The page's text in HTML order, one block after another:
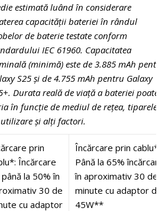
estimată luând în considerare
capacității bateriei în rândul
de baterie testate conform
IEC 61960. Capacitatea
(minimă) este de 3.885 mAh pentru
S25 și de 4.755 mAh pentru Galaxy
Durata reală de viață a bateriei poate
în funcție de mediul de rețea, tiparele
și alți factori.
prin
Încărcare
la 50% în
30 de
cu adaptor
Încărcare prin cablu*:
Până la 65% încărcare
în aproximativ 30 de
minute cu adaptor de
45W**